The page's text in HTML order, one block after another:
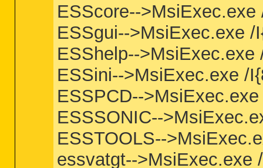
ESScore--
ESSgui-->MsiExec.exe /
ESShelp-->MsiExec.exe
ESSini-->MsiExec.exe /
ESSPCD--
ESSSONIC--
ESSTOOLS--
essvatgt-->MsiExec.exe